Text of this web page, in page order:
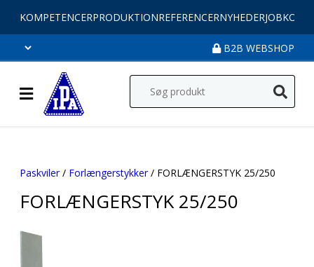
KOMPETENCERPRODUKTIONREFERENCERNYHEDERJOB
B2B WEBSHOP
Paskviler/ Forlængerstykker/ FORLÆNGERSTYK 25/250
FORLÆNGERSTYK 25/250